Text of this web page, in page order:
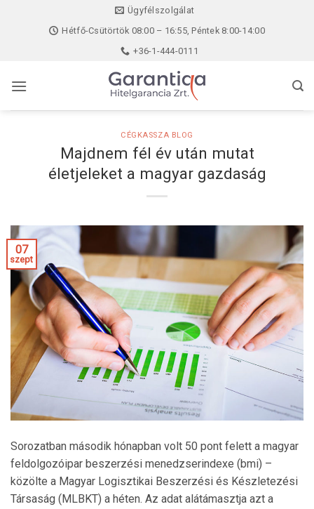
Ügyfélszolgálat
Hétfő-Csütörtök 08:00 – 16:55, Péntek 8:00-14:00
+36-1-444-0111
CÉGKASSZA BLOG
Majdnem fél év után mutat
életjeleket a magyar gazdaság
07
szept
Sorozatban második hónapban volt 50 pont felett a magyar
feldolgozóipar beszerzési menedzserindexe (bmi) –
közölte a Magyar Logisztikai Beszerzési és Készletezési
Társaság (MLBKT) a héten. Az adat alátámasztja azt a